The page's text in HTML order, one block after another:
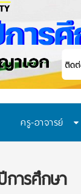
ครู-อาจารย์
การศึกษา